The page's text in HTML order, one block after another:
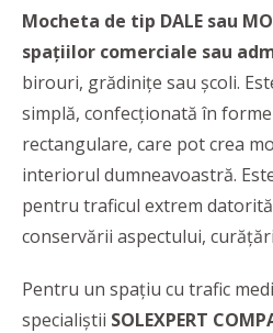
Mocheta de tip DALE sau
spațiilor comerciale sau
birouri, grădinițe sau școli.
simplă, confecționată în
rectangulare, care pot crea
interiorul dumneavoastră.
pentru traficul extrem
conservării aspectului,
Pentru un spațiu cu trafic
specialiștii SOLEXPERT